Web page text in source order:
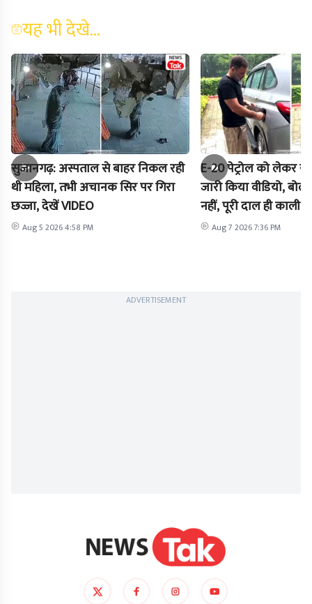
यह भी देखे...
सुजानगढ़: अस्पताल से बाहर निकल रही
थी महिला, तभी अचानक सिर पर गिरा
छज्जा, देखें VIDEO
Aug 5 2026 4:58 PM
E-20 पेट्रोल को लेकर
जारी किया वीडियो,
नहीं, पूरी दाल ही काली है
Aug 7 2026 7:36 PM
ADVERTISEMENT